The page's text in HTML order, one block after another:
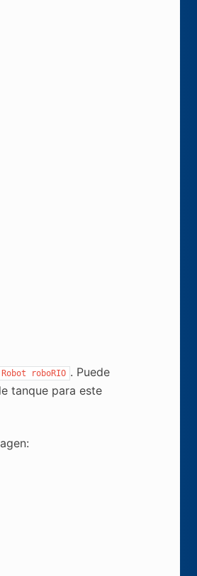
Robot roboRIO . Puede
tanque para este